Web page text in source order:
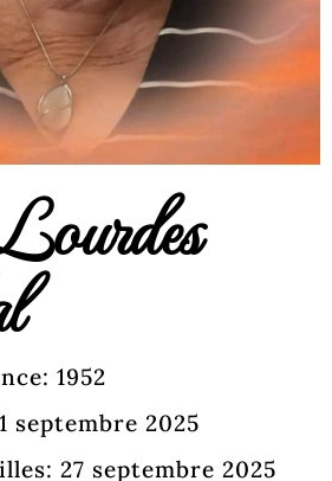
1952
septembre 2025
27 septembre 2025